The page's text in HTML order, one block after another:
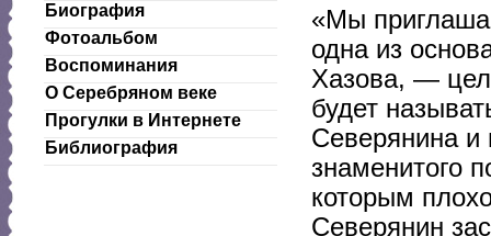
Биография
Фотоальбом
Воспоминания
О Серебряном веке
Прогулки в Интернете
Библиография
«Мы
одна из
Хазова, —
будет
Северянина и
знаменитого
которым
Северянин